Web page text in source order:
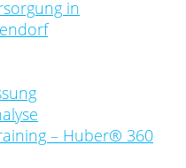
in
– Huber® 360